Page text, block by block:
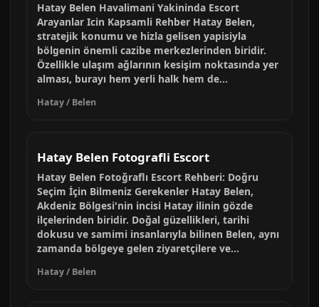
Hatay Belen Havalimani Yakininda Escort
Arayanlar Icin Kapsamli Rehber Hatay Belen,
stratejik konumu ve hizla gelisen yapisiyla
bölgenin önemli cazibe merkezlerinden biridir.
Özellikle ulaşım ağlarının kesişim noktasında yer
alması, burayı hem yerli halk hem de...
Hatay / Belen
Hatay Belen Fotografli Escort
Hatay Belen Fotoğraflı Escort Rehberi: Doğru
Seçim İçin Bilmeniz Gerekenler Hatay Belen,
Akdeniz Bölgesi'nin incisi Hatay ilinin gözde
ilçelerinden biridir. Doğal güzellikleri, tarihi
dokusu ve samimi insanlarıyla bilinen Belen, aynı
zamanda bölgeye gelen ziyaretçilere ve...
Hatay / Belen